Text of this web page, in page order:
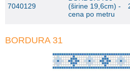
7040129
(širine 19,6cm) -
cena po metru
BORDURA 31